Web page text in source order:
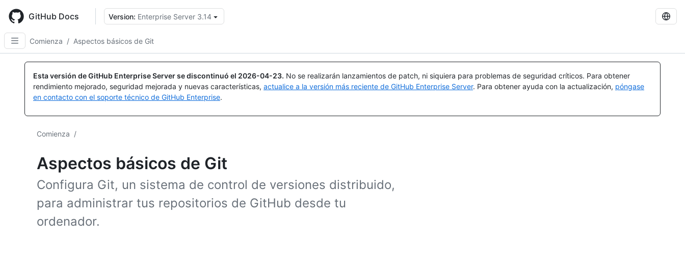
main
content
GitHub Docs Version: Enterprise Server 3.14
Comienza / Aspectos básicos de Git
Esta versión de GitHub Enterprise Server se discontinuó el 2026-04-23. No se realizarán lanzamientos de patch, ni siquiera para problemas de seguridad críticos. Para obtener
rendimiento mejorado, seguridad mejorada y nuevas características, actualice a la versión más reciente de GitHub Enterprise Server. Para obtener ayuda con la actualización, póngase
en contacto con el soporte técnico de GitHub Enterprise.
Comienza /
Aspectos básicos de Git
Configura Git, un sistema de control de versiones distribuido,
para administrar tus repositorios de GitHub desde tu
ordenador.